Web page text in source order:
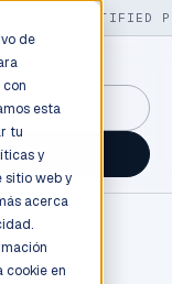
de
esta
tu
y
sitio web y
acerca
cookie en
130+ CERTIFIED